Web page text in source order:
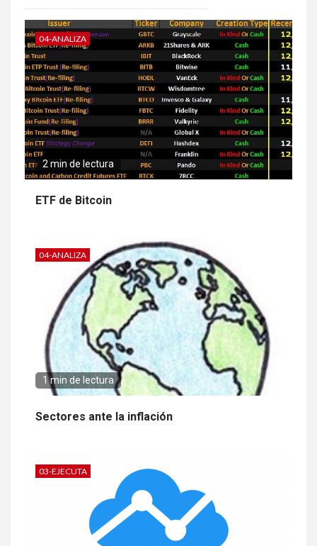
04-ANALIZA
2 min de lectura
ETF de Bitcoin
04-ANALIZA
1 min de lectura
Sectores ante la inflación
03-EJECUTA